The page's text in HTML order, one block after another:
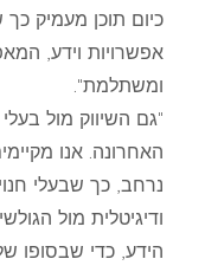
כיום תוכן מעמיק
אפשרויות וידע,
ומשתלמת".
"גם השיווק מול
האחרונה. אנו
נרחב, כך שבעלי
ודיגיטלית מול